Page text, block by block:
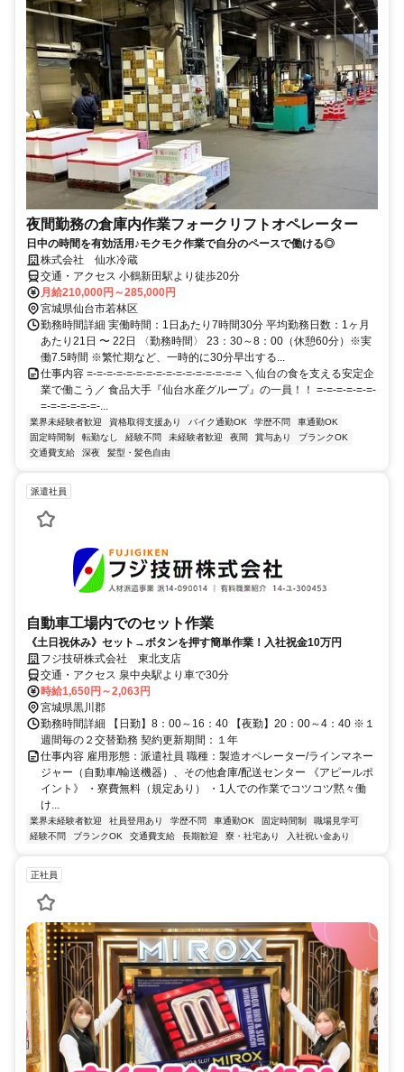
夜間勤務の倉庫内作業フォークリフトオペレーター
日中の時間を有効活用♪モクモク作業で自分のペースで働ける◎
株式会社 仙水冷蔵
交通・アクセス 小鶴新田駅より徒歩20分
月給210,000円～285,000円
宮城県仙台市若林区
勤務時間詳細 実働時間：1日あたり7時間30分 平均勤務日数：1ヶ月
あたり21日 〜 22日 〈勤務時間〉 23：30～8：00（休憩60分）※実
働7.5時間 ※繁忙期など、一時的に30分早出する...
仕事内容 =-=-=-=-=-=-=-=-=-=-=-=-=-=-=-= ＼仙台の食を支える安定企
業で働こう／ 食品大手『仙台水産グループ』の一員！！ =-=-=-=-=-=-
=-=-=-=-=-=-...
業界未経験者歓迎 資格取得支援あり バイク通勤OK 学歴不問
車通勤OK
固定時間制
転勤なし 経験不問 未経験者歓迎 夜間 賞与あり
ブランクOK
交通費支給
深夜 髪型・髪色自由
派遣社員
自動車工場内でのセット作業
《土日祝休み》セット→ボタンを押す簡単作業！入社祝金10万円
フジ技研株式会社 東北支店
交通・アクセス 泉中央駅より車で30分
時給1,650円～2,063円
宮城県黒川郡
勤務時間詳細 【日勤】8：00～16：40 【夜勤】20：00～4：40 ※１
週間毎の２交替勤務 契約更新期間：１年
仕事内容 雇用形態：派遣社員 職種：製造オペレーター/ラインマネー
ジャー（自動車/輸送機器）、その他倉庫/配送センター 《アピールポ
イント》 ・寮費無料（規定あり） ・1人での作業でコツコツ黙々働
け...
業界未経験者歓迎 社員登用あり 学歴不問 車通勤OK 固定時間制
職場見学可
経験不問
ブランクOK 交通費支給 長期歓迎 寮・社宅あり 入社祝い金あり
正社員